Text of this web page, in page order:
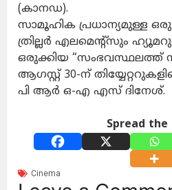
(കാനഡ).
സാമൂഹിക പ്രധാന്യമുള്ള
ത്രില്ലർ എലമെൻ്റ്സും
ഒരുക്കിയ “സംഭവസ്ഥലത്ത്
ആഗസ്റ്റ് 30-ന്
പി ആർ ഒ-എ എസ് ദിനേശ്.
Spread the
Cinema